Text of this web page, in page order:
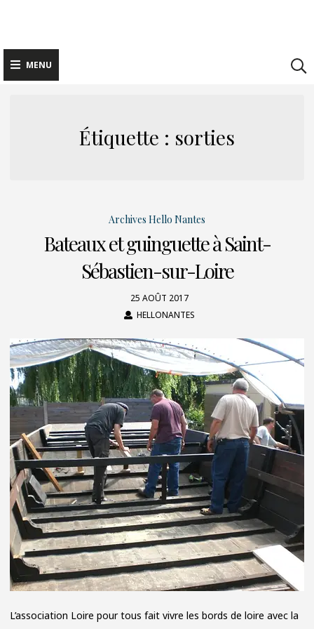
content
MENU
Étiquette : sorties
Archives Hello Nantes
Bateaux et guinguette à Saint-
Sébastien-sur-Loire
25 AOÛT 2017
HELLONANTES
L’association Loire pour tous fait vivre les bords de loire avec la